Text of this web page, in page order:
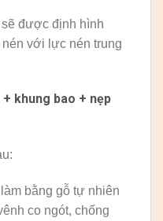
được định hình
với lực nén trung
khung bao + nẹp
bằng gỗ tự nhiên
co ngót, chống